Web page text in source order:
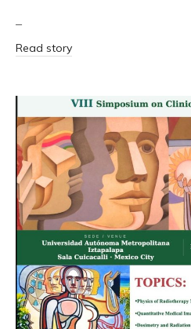
–
Read story